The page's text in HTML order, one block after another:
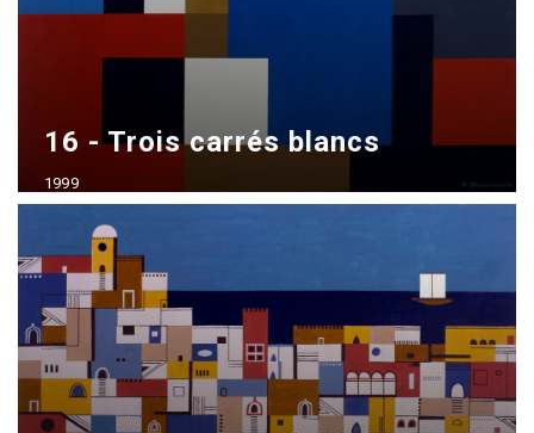
16 - Trois carrés blancs
1999
70x100 cm - vendido